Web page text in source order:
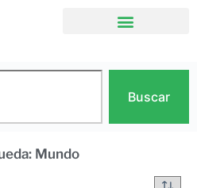
Buscar
Mundo